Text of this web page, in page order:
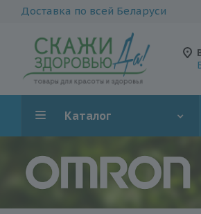
Доставка по всей Беларуси
Каталог